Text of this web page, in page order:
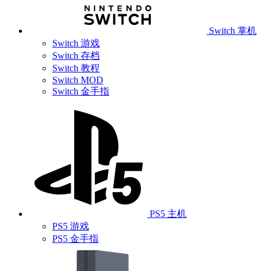
Switch 掌机
Switch 游戏
Switch 存档
Switch 教程
Switch MOD
Switch 金手指
PS5 主机
PS5 游戏
PS5 金手指